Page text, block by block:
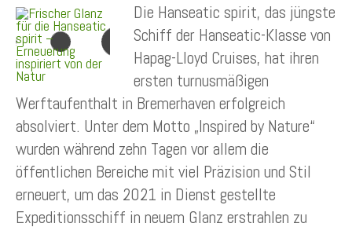
Die Hanseatic spirit, das jüngste
Schiff der Hanseatic-Klasse von
Hapag-Lloyd Cruises, hat ihren
ersten turnusmäßigen
Werftaufenthalt in Bremerhaven erfolgreich
absolviert. Unter dem Motto „Inspired by Nature“
wurden während zehn Tagen vor allem die
öffentlichen Bereiche mit viel Präzision und Stil
erneuert, um das 2021 in Dienst gestellte
Expeditionsschiff in neuem Glanz erstrahlen zu